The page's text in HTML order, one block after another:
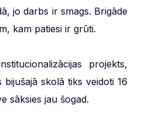
jo darbs ir smags. Brigāde
kam patiesi ir grūti.
projekts,
skolā tiks veidoti 16
sāksies jau šogad.